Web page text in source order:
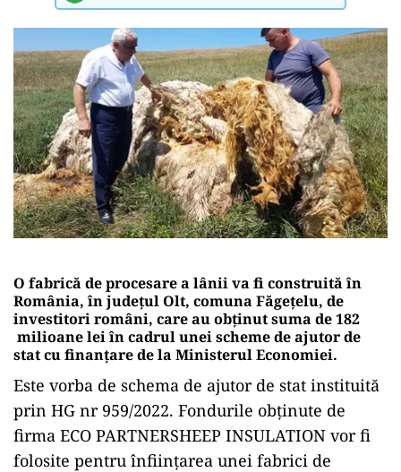
O fabrică de procesare a lânii va fi construită în
România, în judeţul Olt, comuna Făgeţelu, de
investitori români, care au obţinut suma de 182
milioane lei în cadrul unei scheme de ajutor de
stat cu finanțare de la Ministerul Economiei.
Este vorba de schema de ajutor de stat instituită
prin HG nr 959/2022. Fondurile obținute de
firma ECO PARTNERSHEEP INSULATION vor fi
folosite pentru înfiinţarea unei fabrici de